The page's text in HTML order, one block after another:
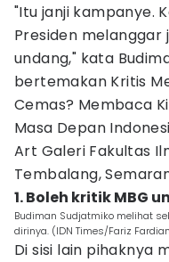
"Itu janji kampanye.
Presiden melanggar
undang," kata
bertemakan Kritis
Cemas? Membaca
Masa Depan
Art Galeri Fakultas
Tembalang,
1. Boleh kritik MBG
Budiman Sudjatmiko melihat
dirinya. (IDN Times/Fariz
Di sisi lain pihaknya